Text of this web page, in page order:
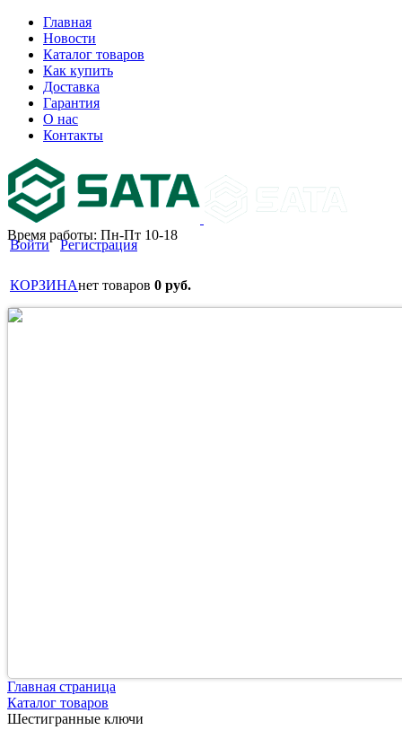
Главная
Новости
Каталог товаров
Как купить
Доставка
Гарантия
О нас
Контакты
Время работы: Пн-Пт 10-18
Войти Регистрация
КОРЗИНАнет товаров 0 руб.
Главная страница
Каталог товаров
Шестигранные ключи